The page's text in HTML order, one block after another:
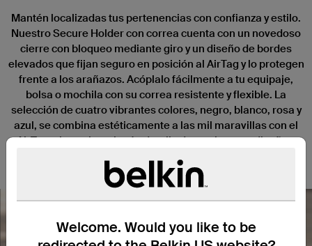
Welcome. Would you like to be
Mantén localizadas tus pertenencias con confianza y estilo.
Nuestro Secure Holder con correa cuenta con un novedoso
cierre con bloqueo mediante giro y un diseño de bordes
elevados que fijan seguro en posición al AirTag y lo protegen
frente a los arañazos. Acóplalo fácilmente a tu equipaje,
bolsa o mochila con su correa resistente y flexible. La
selección de cuatro vibrantes colores, negro, blanco, rosa y
azul, se combina estéticamente a las mil maravillas con el
AirTag, sin ocultar ningún detalle de su elegante diseño o